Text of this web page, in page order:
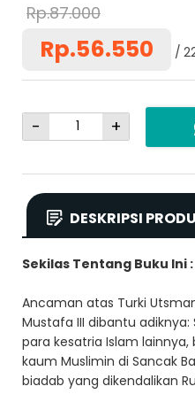
Rp.87.000
Rp.56.550
- +
DESKRIPSI
Sekilas Tentang Buku Ini :
Ancaman atas Turki
Mustafa III dibantu adiknya:
para kesatria Islam
kaum Muslimin di Sancak
biadab yang dikendalikan